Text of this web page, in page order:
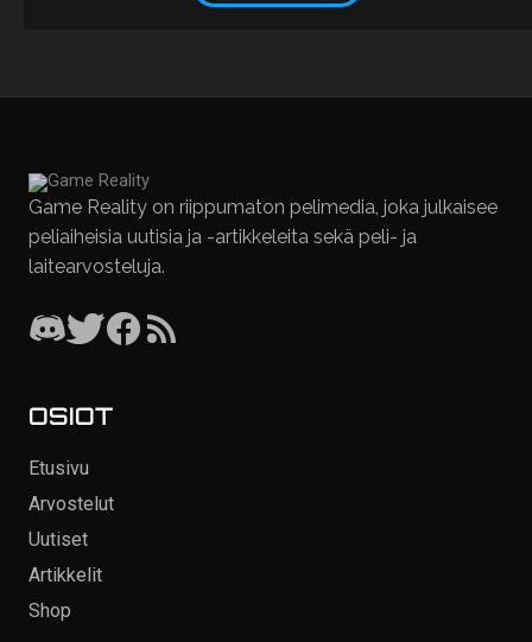
Game Reality on riippumaton pelimedia, joka julkaisee
peliaiheisia uutisia ja -artikkeleita sekä peli- ja
laitearvosteluja.
OSIOT
Etusivu
Arvostelut
Uutiset
Artikkelit
Shop